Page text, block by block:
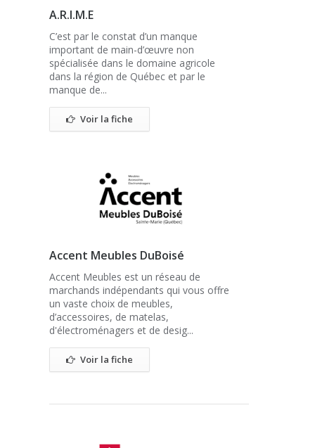
A.R.I.M.E
C’est par le constat d’un manque
important de main-d’œuvre non
spécialisée dans le domaine agricole
dans la région de Québec et par le
manque de...
Voir la fiche
Accent Meubles DuBoisé
Accent Meubles est un réseau de
marchands indépendants qui vous offre
un vaste choix de meubles,
d’accessoires, de matelas,
d'électroménagers et de desig...
Voir la fiche